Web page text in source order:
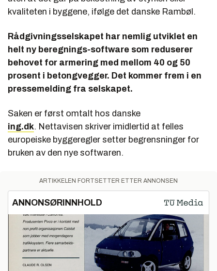
kvaliteten i byggene, ifølge det danske Rambøl.
Rådgivningsselskapet har nemlig utviklet en
helt ny beregnings-software som reduserer
behovet for armering med mellom 40 og 50
prosent i betongvegger. Det kommer frem i en
pressemelding fra selskapet.
Saken er først omtalt hos danske
ing.dk. Nettavisen skriver imidlertid at felles
europeiske byggeregler setter begrensninger for
bruken av den nye softwaren.
ARTIKKELEN FORTSETTER ETTER ANNONSEN
ANNONSØRINNHOLD